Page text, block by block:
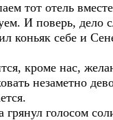
тот отель
И поверь, дело
коньяк себе и
кроме нас,
незаметно
голосом